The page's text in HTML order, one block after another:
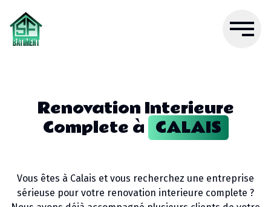
Renovation Interieure
Completeà CALAIS
Vous êtes à Calais et vous recherchez une entreprise
sérieuse pour votre renovation interieure complete ?